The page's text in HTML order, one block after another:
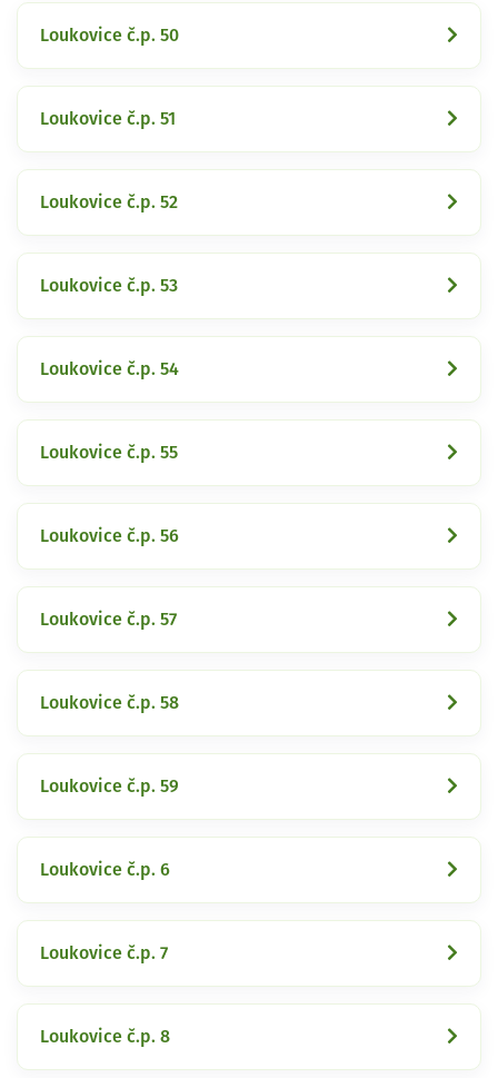
Loukovice č.p. 50
Loukovice č.p. 51
Loukovice č.p. 52
Loukovice č.p. 53
Loukovice č.p. 54
Loukovice č.p. 55
Loukovice č.p. 56
Loukovice č.p. 57
Loukovice č.p. 58
Loukovice č.p. 59
Loukovice č.p. 6
Loukovice č.p. 7
Loukovice č.p. 8